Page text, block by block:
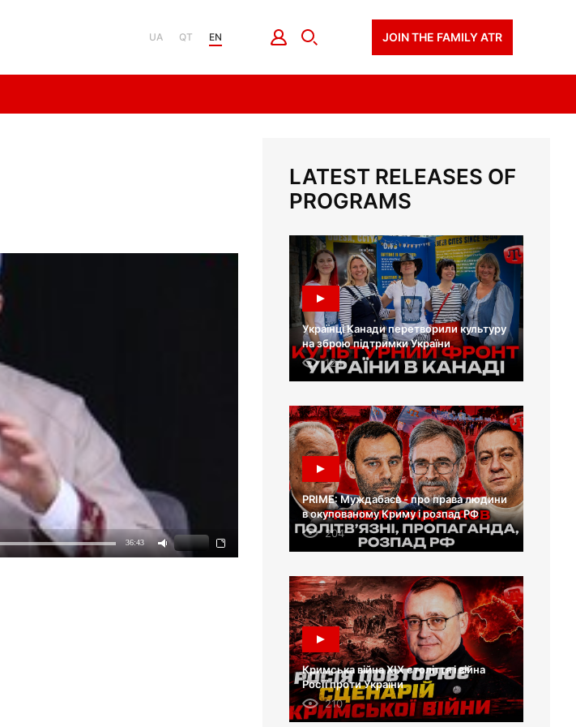
UA QT EN JOIN THE FAMILY ATR
LATEST RELEASES OF
PROGRAMS
Українці Канади перетворили культуру
на зброю підтримки України
124
PRIME: Муждабаєв - про права людини
в окупованому Криму і розпад РФ
204
Кримська війна XIX століття і війна
Росії проти України
210